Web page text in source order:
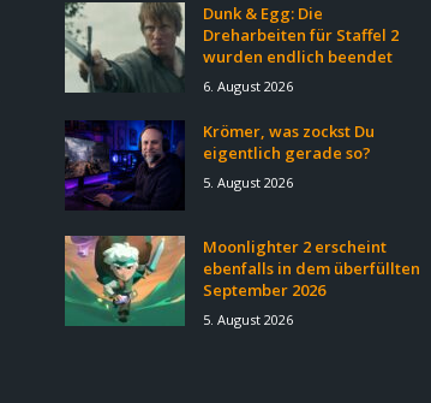
Dunk & Egg: Die
Dreharbeiten für Staffel 2
wurden endlich beendet
6. August 2026
Krömer, was zockst Du
eigentlich gerade so?
5. August 2026
Moonlighter 2 erscheint
ebenfalls in dem überfüllten
September 2026
5. August 2026